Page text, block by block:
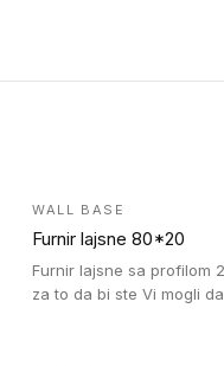
WALL BASE
Furnir lajsne 80*20
Furnir lajsne sa profilom
za to da bi ste Vi mogli